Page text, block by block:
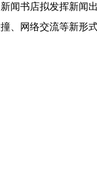
闻书店拟发挥新闻
、网络交流等新形